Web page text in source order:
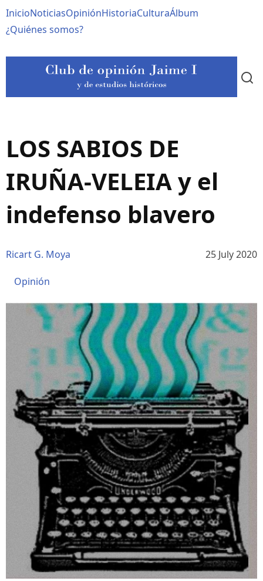
al
contenido
Navegación
principal
InicioNoticiasOpiniónHistoriaCulturaÁlbum
¿Quiénes somos?
LOS SABIOS DE
IRUÑA-VELEIA y el
indefenso blavero
Ricart G. Moya 25 July 2020
Opinión